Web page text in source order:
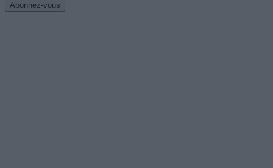
Abonnez-vous